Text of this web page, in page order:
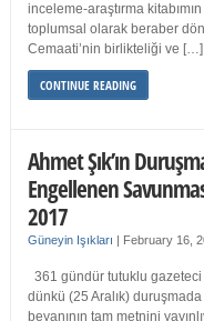
inceleme-araştırma
toplumsal olarak beraber
Cemaati’nin birlikteliği ve […]
CONTINUE READING
Ahmet Şık’ın
Engellenen
2017
Güneyin Işıkları | February 16,
361 gündür tutuklu gazeteci
dünkü (25 Aralık)
beyanının tam metnini